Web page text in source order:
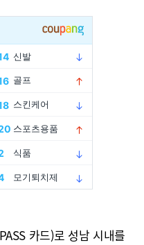
카드)로 성남 시내를